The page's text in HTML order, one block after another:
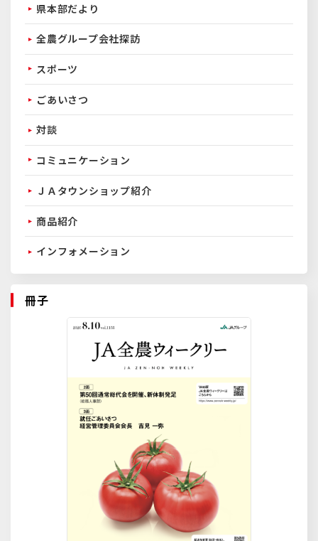
県本部だより
全農グループ会社探訪
スポーツ
ごあいさつ
対談
コミュニケーション
ＪＡタウンショップ紹介
商品紹介
インフォメーション
冊子